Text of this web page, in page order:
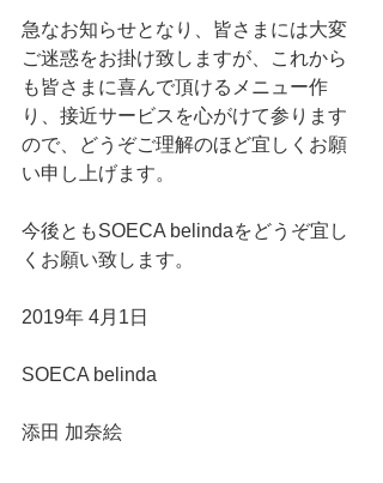
急なお知らせとなり、皆さまには大変
ご迷惑をお掛け致しますが、これから
も皆さまに喜んで頂けるメニュー作
り、接近サービスを心がけて参ります
ので、どうぞご理解のほど宜しくお願
い申し上げます。
今後ともSOECA belindaをどうぞ宜し
くお願い致します。
2019年 4月1日
SOECA belinda
添田 加奈絵